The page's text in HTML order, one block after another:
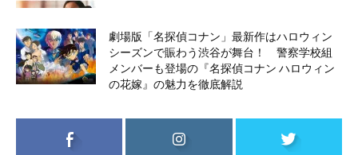
劇場版「名探偵コナン」最新作はハロウィン
シーズンで賑わう渋谷が舞台！ 警察学校組
メンバーも登場の『名探偵コナン ハロウィン
の花嫁』の魅力を徹底解説